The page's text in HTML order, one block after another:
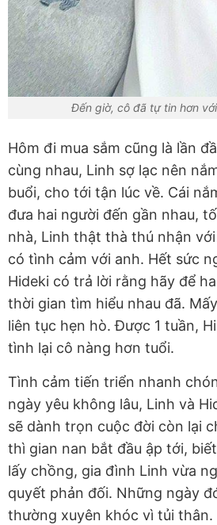
Đến giờ, cô đã tự tin hơn
Hôm đi mua sắm cũng là lần
cùng nhau, Linh sợ lạc nên
buổi, cho tới tận lúc về. Cái
đưa hai người đến gần nhau,
nhà, Linh thật thà thú nhận
có tình cảm với anh. Hết sức
Hideki có trả lời rằng hãy để
thời gian tìm hiểu nhau đã.
liên tục hẹn hò. Được 1 tuần,
tình lại cô nàng hơn tuổi.
Tình cảm tiến triển nhanh
ngày yêu không lâu, Linh và
sẽ dành trọn cuộc đời còn lại
thì gian nan bắt đầu ập tới,
lấy chồng, gia đình Linh vừa
quyết phản đối. Những ngày
thường xuyên khóc vì tủi thân.